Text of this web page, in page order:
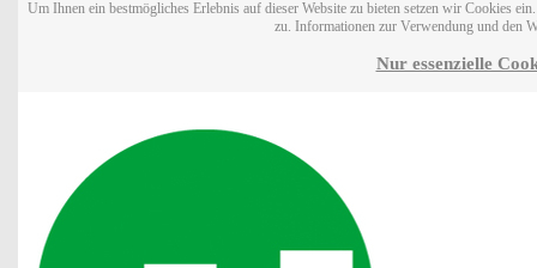
Um Ihnen ein bestmögliches Erlebnis auf dieser Website zu bieten setzen wir Cookies
zu. Informationen zur Verwendung und den
Nur essenzielle